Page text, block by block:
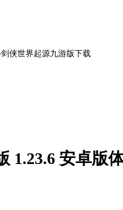
剑侠世界起源九游版下载
1.23.6 安卓版